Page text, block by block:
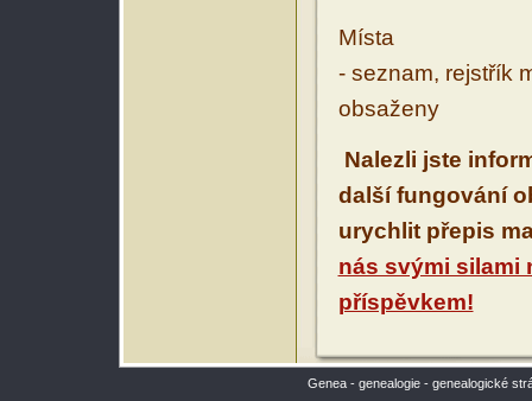
Místa
- seznam, rejstřík
obsaženy
Nalezli jste
další fungování
urychlit přepis
nás svými silami
příspěvkem!
Genea - genealogie - genealogické